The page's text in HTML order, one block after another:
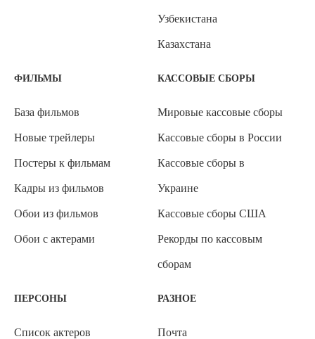
Узбекистана
Казахстана
ФИЛЬМЫ
База фильмов
Новые трейлеры
Постеры к фильмам
Кадры из фильмов
Обои из фильмов
Обои с актерами
КАССОВЫЕ СБОРЫ
Мировые кассовые сборы
Кассовые сборы в России
Кассовые сборы в
Украине
Кассовые сборы США
Рекорды по кассовым
сборам
ПЕРСОНЫ
Список актеров
РАЗНОЕ
Почта